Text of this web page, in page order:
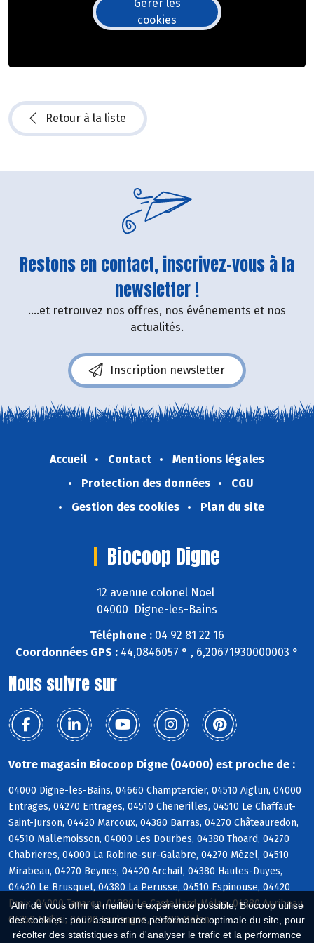
Afin de vous offrir la meilleure expérience possible, Biocoop utilise
des cookies : pour assurer une performance optimale du site, pour
récolter des statistiques afin d'analyser le trafic et la performance
Gérer les
cookies
Retour à la liste
Restons en contact, inscrivez-vous à la
newsletter !
....et retrouvez nos offres, nos événements et nos
actualités.
Inscription newsletter
Accueil Contact
Mentions légales
Protection des données
CGU
Gestion des cookies
Plan du site
Biocoop Digne
12 avenue colonel Noel
04000 Digne-les-Bains
Téléphone : 04 92 81 22 16
Coordonnées GPS : 44,0846057 ° , 6,20671930000003 °
Nous suivre sur
Votre magasin Biocoop Digne (04000) est proche de :
04000 Digne-les-Bains, 04660 Champtercier, 04510 Aiglun, 04000
Entrages, 04270 Entrages, 04510 Chenerilles, 04510 Le Chaffaut-
Saint-Jurson, 04420 Marcoux, 04380 Barras, 04270 Châteauredon,
04510 Mallemoisson, 04000 Les Dourbes, 04380 Thoard, 04270
Chabrieres, 04000 La Robine-sur-Galabre, 04270 Mézel, 04510
Mirabeau, 04270 Beynes, 04420 Archail, 04380 Hautes-Duyes,
04420 Le Brusquet, 04380 La Perusse, 04510 Espinouse, 04420
Draix, 04000 Tanaron, 04380 Le Castellard-Mélan, 04380 Auribeau,
04350 Malijai, 04000 Esclangon, 04380 Melan